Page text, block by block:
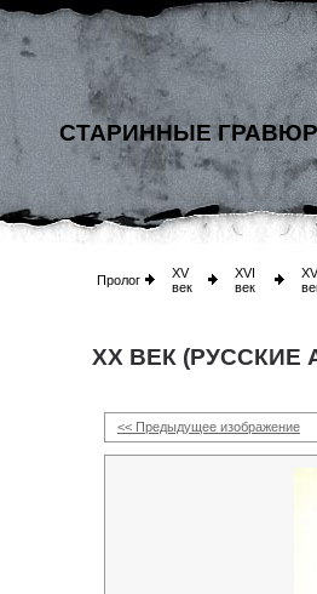
СТАРИННЫЕ
Пролог
XV
век
XVI
век
XX ВЕК (РУССКИЕ
<< Предыдущее изображение